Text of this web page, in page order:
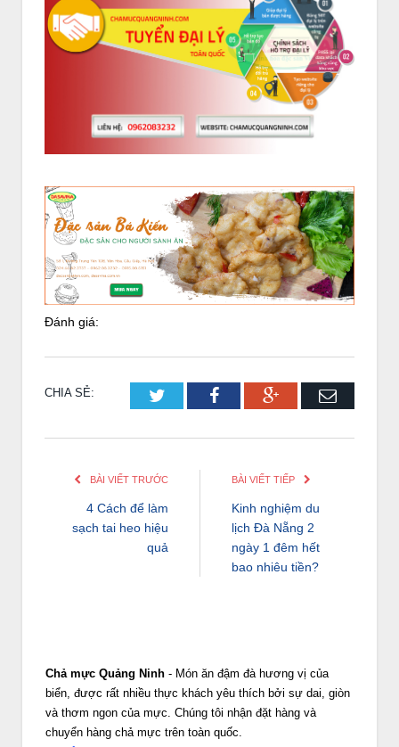
Đánh giá:
CHIA SẺ: TwitterFacebookGoogle+Email
BÀI VIẾT TRƯỚC
4 Cách để làm
sạch tai heo hiệu
quả
BÀI VIẾT TIẾP
Kinh nghiệm du
lịch Đà Nẵng 2
ngày 1 đêm hết
bao nhiêu tiền?
Chả mực Quảng Ninh - Món ăn đậm đà hương vị của
biển, được rất nhiều thực khách yêu thích bởi sự dai, giòn
và thơm ngon của mực. Chúng tôi nhận đặt hàng và
chuyển hàng chả mực trên toàn quốc.